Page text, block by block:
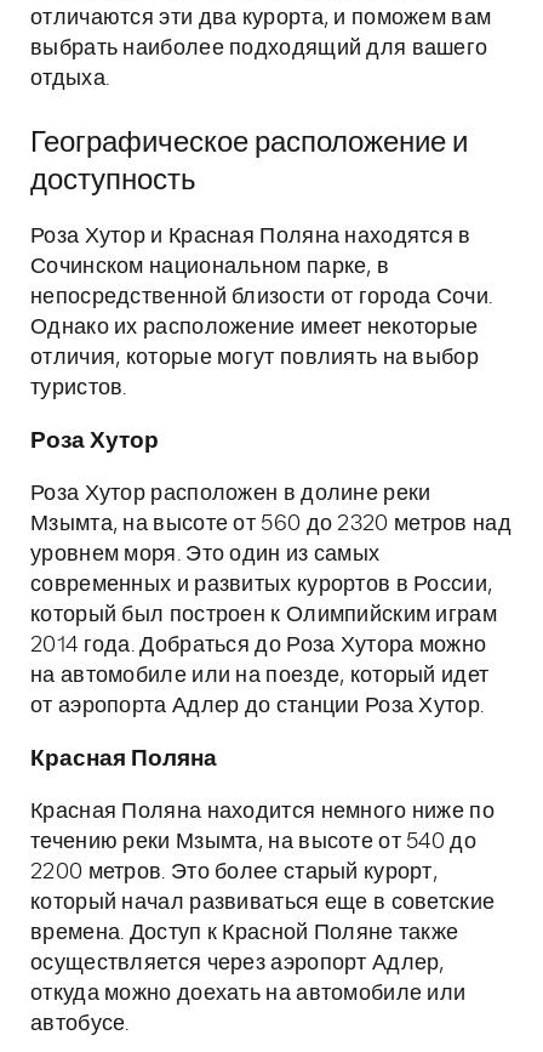
отличаются эти два курорта, и поможем вам
выбрать наиболее подходящий для вашего
отдыха.
Географическое расположение и
доступность
Роза Хутор и Красная Поляна находятся в
Сочинском национальном парке, в
непосредственной близости от города Сочи.
Однако их расположение имеет некоторые
отличия, которые могут повлиять на выбор
туристов.
Роза Хутор
Роза Хутор расположен в долине реки
Мзымта, на высоте от 560 до 2320 метров над
уровнем моря. Это один из самых
современных и развитых курортов в России,
который был построен к Олимпийским играм
2014 года. Добраться до Роза Хутора можно
на автомобиле или на поезде, который идет
от аэропорта Адлер до станции Роза Хутор.
Красная Поляна
Красная Поляна находится немного ниже по
течению реки Мзымта, на высоте от 540 до
2200 метров. Это более старый курорт,
который начал развиваться еще в советские
времена. Доступ к Красной Поляне также
осуществляется через аэропорт Адлер,
откуда можно доехать на автомобиле или
автобусе.